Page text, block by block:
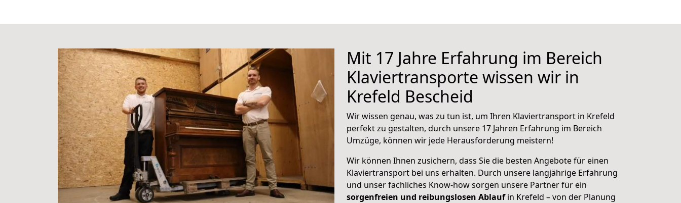
Mit 17 Jahre Erfahrung im Bereich
Klaviertransporte wissen wir in
Krefeld Bescheid
Wir wissen genau, was zu tun ist, um Ihren Klaviertransport in Krefeld
perfekt zu gestalten, durch unsere 17 Jahren Erfahrung im Bereich
Umzüge, können wir jede Herausforderung meistern!
Wir können Ihnen zusichern, dass Sie die besten Angebote für einen
Klaviertransport bei uns erhalten. Durch unsere langjährige Erfahrung
und unser fachliches Know-how sorgen unsere Partner für ein
sorgenfreien und reibungslosen Ablaufin Krefeld – von der Planung